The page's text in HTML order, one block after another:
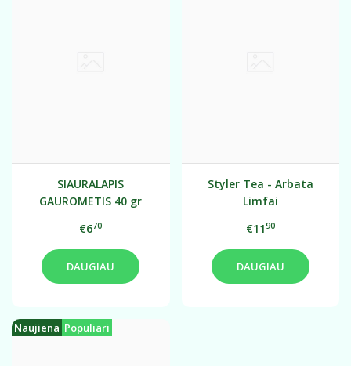
SIAURALAPIS
GAUROMETIS 40 gr
)
€670
DAUGIAU
Styler Tea - Arbata
Limfai
€1190
DAUGIAU
Naujiena Populiari